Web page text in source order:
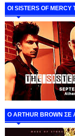
ΟΙ SISTERS OF
O ARTHUR BROWN